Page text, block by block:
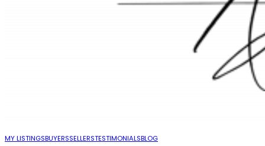
MY LISTINGSBUYERSSELLERSTESTIMONIALSBLOG